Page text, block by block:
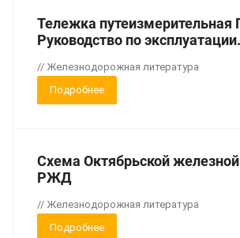
Тележка
Руководство по
// Железнодорожная литература
Подробнее
Схема Октябрьской
РЖД
// Железнодорожная литература
Подробнее